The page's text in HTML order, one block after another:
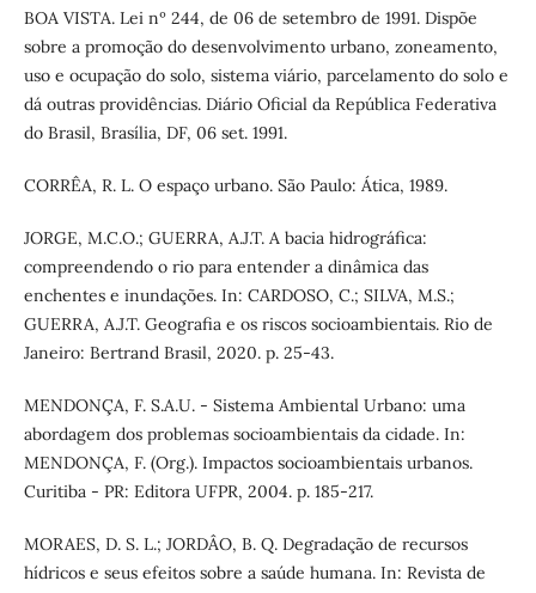
BOA VISTA. Lei nº 244, de 06 de setembro de 1991. Dispõe
sobre a promoção do desenvolvimento urbano, zoneamento,
uso e ocupação do solo, sistema viário, parcelamento do solo e
dá outras providências. Diário Oficial da República Federativa
do Brasil, Brasília, DF, 06 set. 1991.
CORRÊA, R. L. O espaço urbano. São Paulo: Ática, 1989.
JORGE, M.C.O.; GUERRA, A.J.T. A bacia hidrográfica:
compreendendo o rio para entender a dinâmica das
enchentes e inundações. In: CARDOSO, C.; SILVA, M.S.;
GUERRA, A.J.T. Geografia e os riscos socioambientais. Rio de
Janeiro: Bertrand Brasil, 2020. p. 25-43.
MENDONÇA, F. S.A.U. - Sistema Ambiental Urbano: uma
abordagem dos problemas socioambientais da cidade. In:
MENDONÇA, F. (Org.). Impactos socioambientais urbanos.
Curitiba - PR: Editora UFPR, 2004. p. 185-217.
MORAES, D. S. L.; JORDÂO, B. Q. Degradação de recursos
hídricos e seus efeitos sobre a saúde humana. In: Revista de